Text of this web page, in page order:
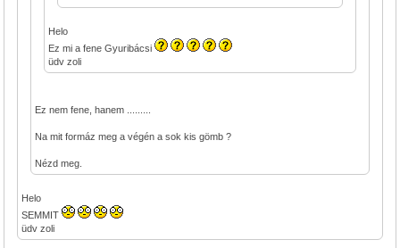
Helo
Ez mi a fene Gyuribácsi
üdv zoli
Ez nem fene, hanem .........
Na mit formáz meg a végén a sok kis gömb ?
Nézd meg.
Helo
SEMMIT
üdv zoli